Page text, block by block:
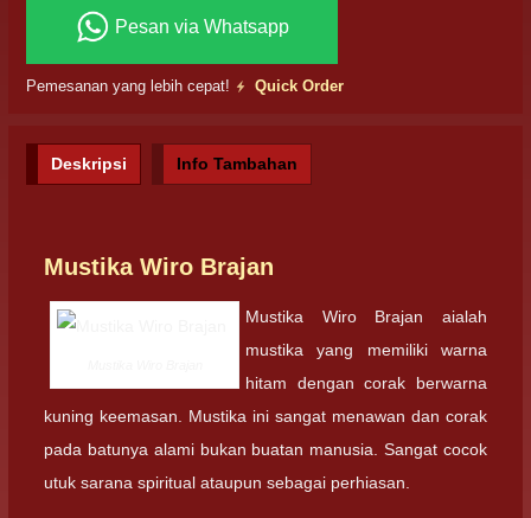
Pesan via Whatsapp
Pemesanan yang lebih cepat! Quick Order
Deskripsi Info Tambahan
Mustika Wiro Brajan
Mustika Wiro Brajan aialah
mustika yang memiliki warna
hitam dengan corak berwarna
kuning keemasan. Mustika ini sangat menawan dan corak
pada batunya alami bukan buatan manusia. Sangat cocok
utuk sarana spiritual ataupun sebagai perhiasan.